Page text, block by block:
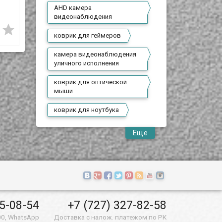
AHD камера
видеонаблюдения
коврик для геймеров
камера видеонаблюдения
уличного исполнения
коврик для оптической
мыши
коврик для ноутбука
Еще

видеонаблюдения
уличного
исполнения, ADK-HD
EA-604
В наличии
Предлагаем бюджетные
аналоговые AHD 1Mpx
камеры видеонаблюдения
уличного исполнения,
модель ADK-HD EA-604!
4 990 T

видеонаблюдения
уличного
исполнения, ADK-
533-75
В наличии
Предлагаем аналоговые
AHD 1Mpx камеры
видеонаблюдения
уличного исполнения,
модель ADK-533-75!
5 500 T
 
08-54
WhatsApp
+7 (727) 327-82-58
Доставка с налож. платежом по РК